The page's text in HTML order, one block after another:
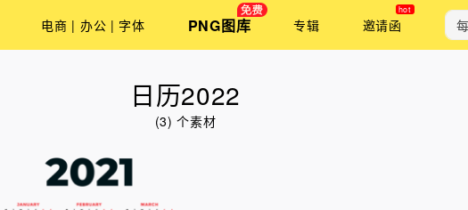
电商 | 办公 | 字体 PNG图库 专辑 邀请函
日历2022
(3) 个素材